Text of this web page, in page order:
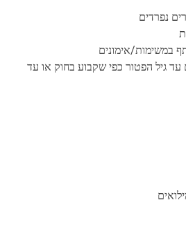
עד גיל הפטור כפי שקבוע בחוק או עד